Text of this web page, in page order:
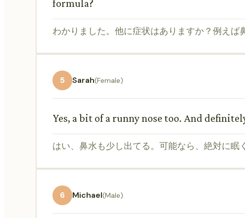
formula?
わかりました。他に症状はありますか？例え
5 Sarah(Female)
Yes, a bit of a runny nose too. And
はい、鼻水も少し出てる。可能なら、絶対に眠
6 Michael(Male)